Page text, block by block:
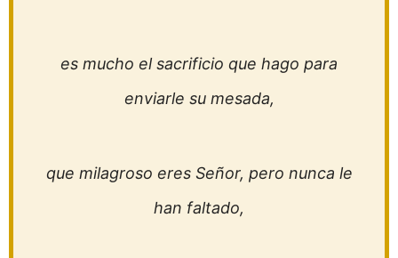
es mucho el sacrificio que hago para
enviarle su mesada,
que milagroso eres Señor, pero nunca le
han faltado,